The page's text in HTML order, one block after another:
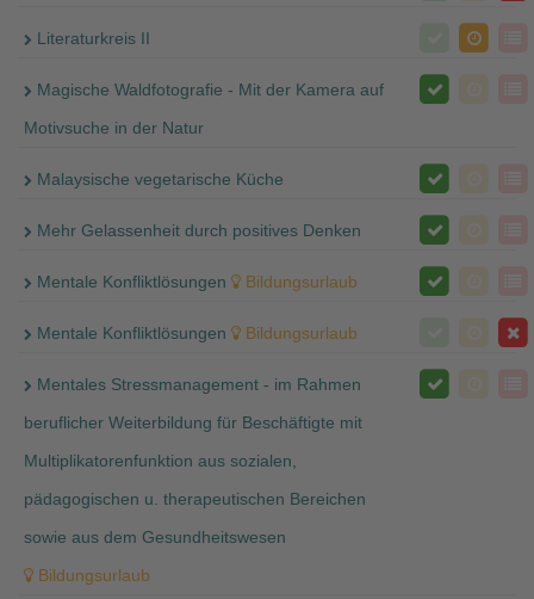
Literaturkreis II
Magische Waldfotografie - Mit der Kamera auf
Motivsuche in der Natur
Malaysische vegetarische Küche
Mehr Gelassenheit durch positives Denken
Mentale Konfliktlösungen Bildungsurlaub
Mentale Konfliktlösungen Bildungsurlaub
Mentales Stressmanagement - im Rahmen
beruflicher Weiterbildung für Beschäftigte mit
Multiplikatorenfunktion aus sozialen,
pädagogischen u. therapeutischen Bereichen
sowie aus dem Gesundheitswesen
Bildungsurlaub